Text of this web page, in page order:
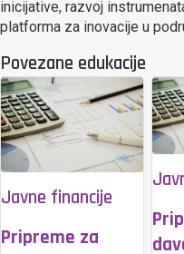
inicijative, razvoj
platforma za inovacije u
Povezane edukacije
Javne financije
Pripreme za